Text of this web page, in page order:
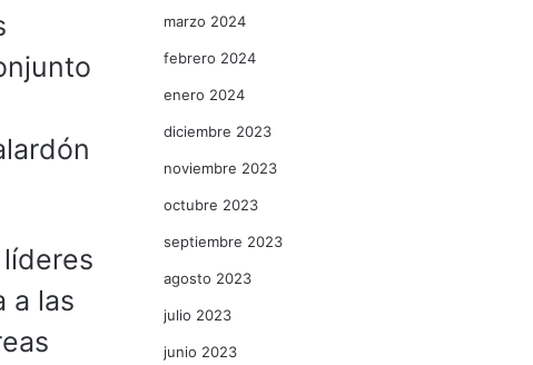
a las
marzo 2024
febrero 2024
enero 2024
diciembre 2023
noviembre 2023
octubre 2023
septiembre 2023
agosto 2023
julio 2023
junio 2023